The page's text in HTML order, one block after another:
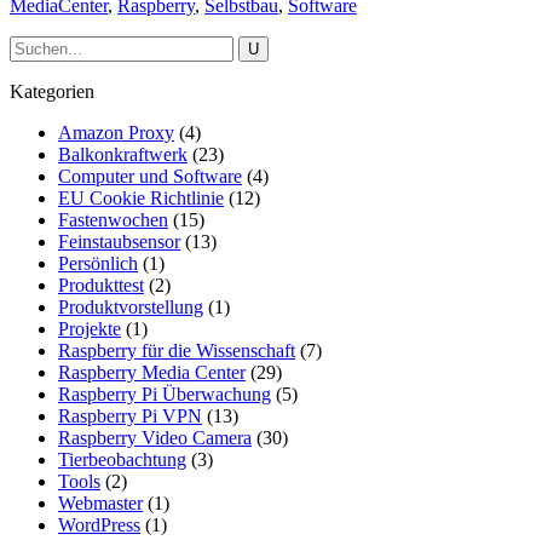
MediaCenter, Raspberry, Selbstbau, Software
Kategorien
Amazon Proxy (4)
Balkonkraftwerk (23)
Computer und Software (4)
EU Cookie Richtlinie (12)
Fastenwochen (15)
Feinstaubsensor(13)
Persönlich (1)
Produkttest (2)
Produktvorstellung (1)
Projekte (1)
Raspberry für die Wissenschaft (7)
Raspberry Media Center(29)
Raspberry Pi Überwachung (5)
Raspberry Pi VPN (13)
Raspberry Video Camera (30)
Tierbeobachtung (3)
Tools (2)
Webmaster(1)
WordPress (1)